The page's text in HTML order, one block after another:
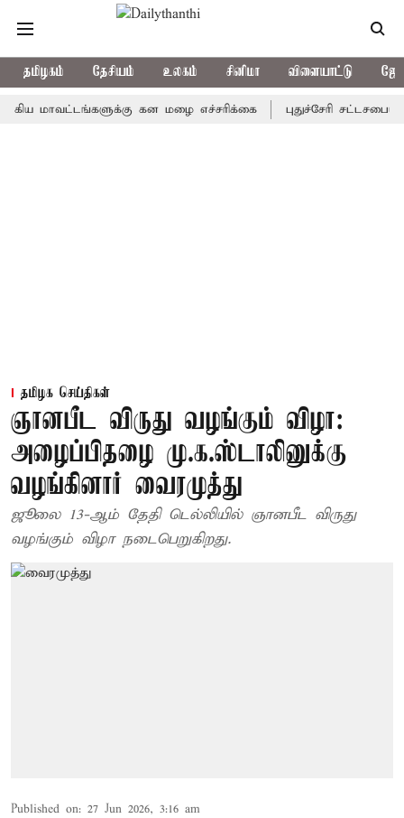
தமிழகம் தேசியம் உலகம் சினிமா விளையாட்டு
கன மழை எச்சரிக்கை புதுச்சேரி சட்டசபையில்
தமிழக செய்திகள்
ஞானபீட விருது வழங்கும் விழா:
அழைப்பிதழை மு.க.ஸ்டாலினுக்கு
வழங்கினார் வைரமுத்து
ஜூலை 13-ஆம் தேதி டெல்லியில் ஞானபீட விருது
வழங்கும் விழா நடைபெறுகிறது.
Published on: 27 Jun 2026, 3:16 am